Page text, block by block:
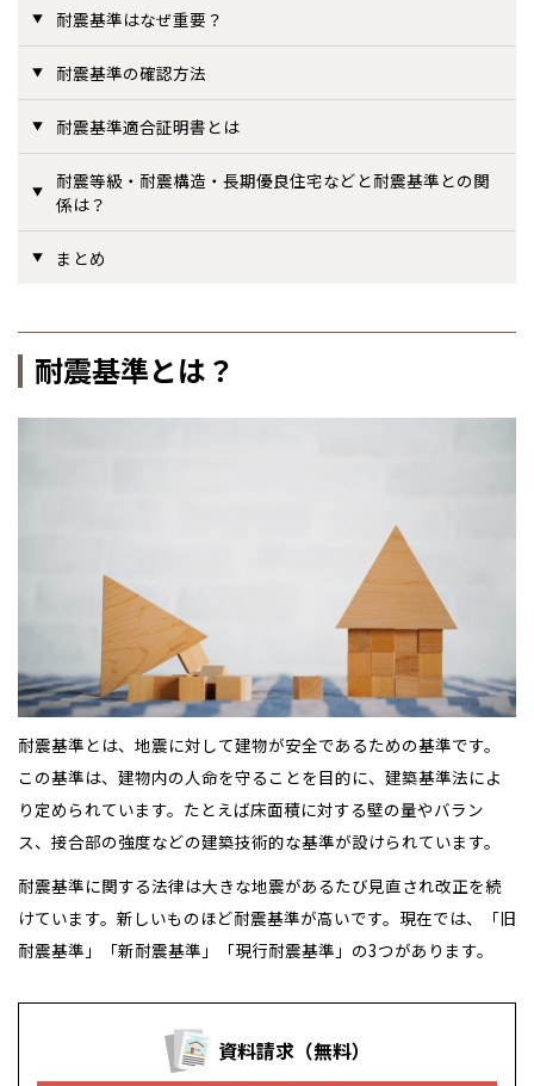
IR情報
木材調達指針
CMギャラリー
耐震基準はなぜ重要？
耐震基準の確認方法
耐震基準適合証明書とは
耐震等級・耐震構造・長期優良住宅などと耐震基準との関
係は？
まとめ
耐震基準とは？
耐震基準とは、地震に対して建物が安全であるための基準です。
この基準は、建物内の人命を守ることを目的に、建築基準法によ
り定められています。たとえば床面積に対する壁の量やバラン
ス、接合部の強度などの建築技術的な基準が設けられています。
耐震基準に関する法律は大きな地震があるたび見直され改正を続
けています。新しいものほど耐震基準が高いです。現在では、「旧
耐震基準」「新耐震基準」「現行耐震基準」の3つがあります。
資料請求（無料）